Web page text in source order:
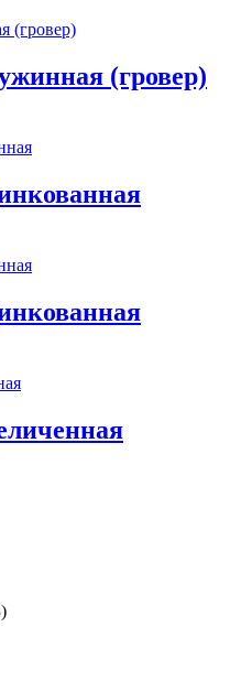
(гровер)
133